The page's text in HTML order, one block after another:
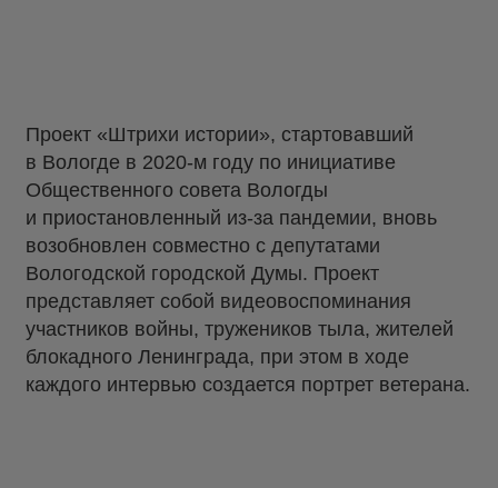
Проект «Штрихи истории», стартовавший
в Вологде в 2020-м году по инициативе
Общественного совета Вологды
и приостановленный из-за пандемии, вновь
возобновлен совместно с депутатами
Вологодской городской Думы. Проект
представляет собой видеовоспоминания
участников войны, тружеников тыла, жителей
блокадного Ленинграда, при этом в ходе
каждого интервью создается портрет ветерана.